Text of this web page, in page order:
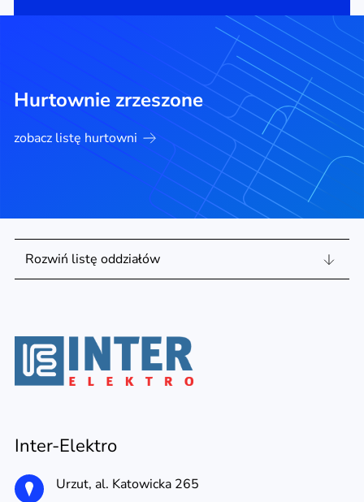
Hurtownie zrzeszone
zobacz listę hurtowni
Rozwiń listę oddziałów
Inter-Elektro
Urzut, al. Katowicka 265